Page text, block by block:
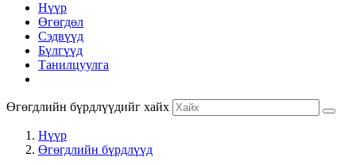
Нүүр
Өгөгдөл
Сэдвүүд
Бүлгүүд
Танилцуулга
Өгөгдлийн бүрдлүүдийг хайх
Нүүр
Өгөгдлийн бүрдлүүд